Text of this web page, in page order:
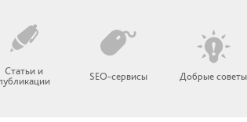
Статьи и
SEO-сервисы Добрые советы